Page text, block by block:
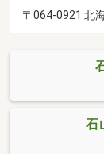
〒064-0921 北
石